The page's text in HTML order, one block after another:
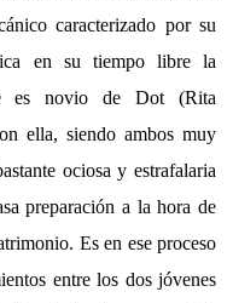
caracterizado por su
en su tiempo libre la
es novio de Dot (Rita
ella, siendo ambos muy
ociosa y estrafalaria
preparación a la hora de
Es en ese proceso
entre los dos jóvenes